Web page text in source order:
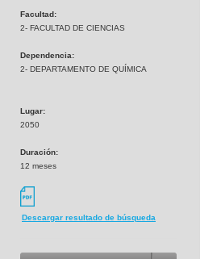
Facultad:
2- FACULTAD DE CIENCIAS
Dependencia:
2- DEPARTAMENTO DE QUÍMICA
Lugar:
2050
Duración:
12 meses
Descargar resultado de búsqueda